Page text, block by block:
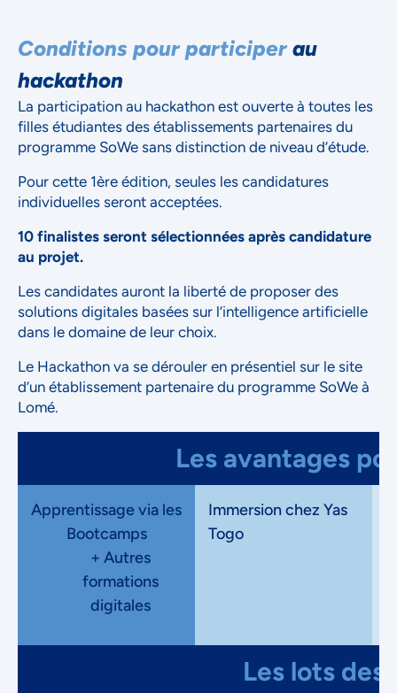
Conditions pour participer au
hackathon
La participation au hackathon est ouverte à toutes les
filles étudiantes des établissements partenaires du
programme SoWe sans distinction de niveau d’étude.
Pour cette 1ère édition, seules les candidatures
individuelles seront acceptées.
10 finalistes seront sélectionnées après candidature
au projet.
Les candidates auront la liberté de proposer des
solutions digitales basées sur l’intelligence artificielle
dans le domaine de leur choix.
Le Hackathon va se dérouler en présentiel sur le site
d’un établissement partenaire du programme SoWe à
Lomé.
Les avantages
Apprentissage via les
Bootcamps
+ Autres
formations
digitales
Immersion chez Yas
Togo
Les lots
NOUS ACCORDONS DE
PRIVÉE